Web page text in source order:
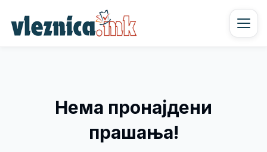
Нема пронајдени
прашања!